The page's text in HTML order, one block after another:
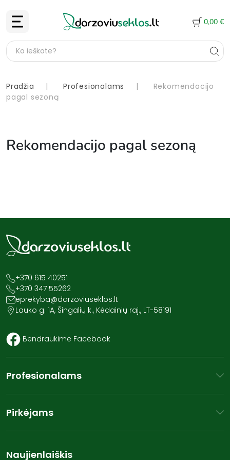
0,00 €
Pradžia | Profesionalams |
Rekomendacijo
pagal sezoną
Rekomendacijo pagal sezoną
+370 615 40251
+370 347 55262
eprekyba@darzoviuseklos.lt
Lauko g. 1A, Šingalių k., Kėdainių raj., LT-58191
Bendraukime Facebook
Profesionalams
Pirkėjams
Naujienlaiškis